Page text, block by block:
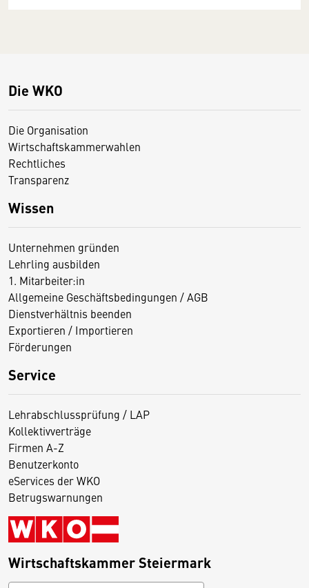
Die WKO
Die Organisation
Wirtschaftskammerwahlen
Rechtliches
Transparenz
Wissen
Unternehmen gründen
Lehrling ausbilden
1. Mitarbeiter:in
Allgemeine Geschäftsbedingungen / AGB
Dienstverhältnis beenden
Exportieren / Importieren
Förderungen
Service
Lehrabschlussprüfung / LAP
Kollektivverträge
Firmen A-Z
Benutzerkonto
eServices der WKO
Betrugswarnungen
Wirtschaftskammer Steiermark